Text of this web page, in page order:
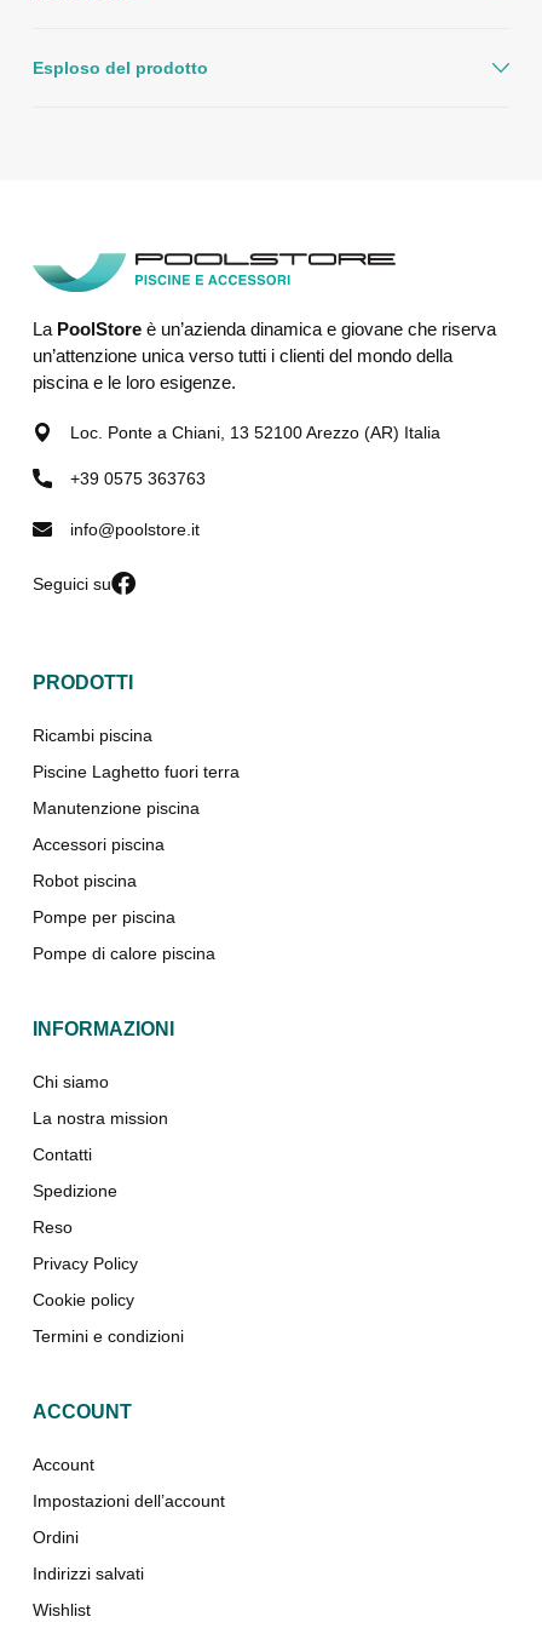
Esploso del prodotto
La PoolStoreè un’azienda dinamica e giovane che riserva
un’attenzione unica verso tutti i clienti del mondo della
piscina e le loro esigenze.
Loc. Ponte a Chiani, 13 52100 Arezzo (AR) Italia
+39 0575 363763
info@poolstore.it
Seguici su
PRODOTTI
Ricambi piscina
Piscine Laghetto fuori terra
Manutenzione piscina
Accessori piscina
Robot piscina
Pompe per piscina
Pompe di calore piscina
INFORMAZIONI
Chi siamo
La nostra mission
Contatti
Spedizione
Reso
Privacy Policy
Cookie policy
Termini e condizioni
ACCOUNT
Account
Impostazioni dell’account
Ordini
Indirizzi salvati
Wishlist